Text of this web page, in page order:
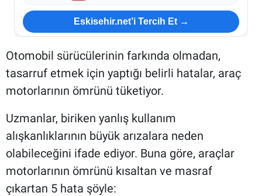
Eskisehir.net’i Tercih Et →
Otomobil sürücülerinin farkında olmadan,
tasarruf etmek için yaptığı belirli hatalar, araç
motorlarının ömrünü tüketiyor.
Uzmanlar, biriken yanlış kullanım
alışkanlıklarının büyük arızalara neden
olabileceğini ifade ediyor. Buna göre, araçlar
motorlarının ömrünü kısaltan ve masraf
çıkartan 5 hata şöyle: